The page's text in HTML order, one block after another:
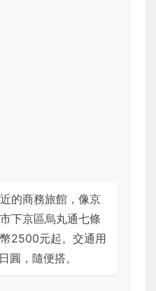
的商務旅館，像京
下京區烏丸通七條
2500元起。交通用
圓，隨便搭。